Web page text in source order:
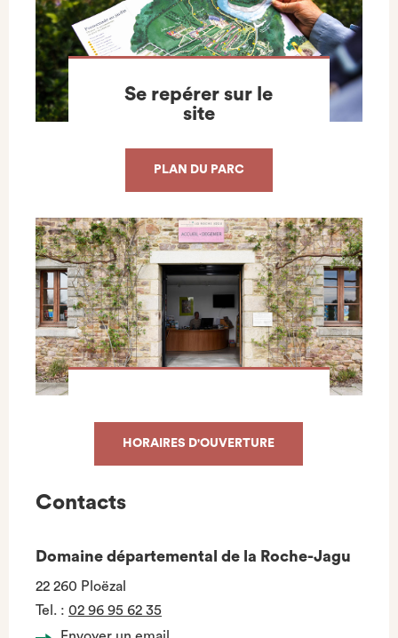
Se repérer sur le
site
PLAN DU PARC
HORAIRES D'OUVERTURE
Contacts
Domaine départemental de la Roche-Jagu
22 260 Ploëzal
Tel. : 02 96 95 62 35